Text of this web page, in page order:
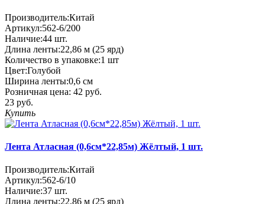
Производитель:Китай
Артикул:562-6/200
Наличие:44 шт.
Длина ленты:22,86 м (25 ярд)
Количество в упаковке:1 шт
Цвет:Голубой
Ширина ленты:0,6 см
Розничная цена: 42 руб.
23 руб.
Купить
Лента Атласная (0,6см*22,85м) Жёлтый, 1 шт.
Производитель:Китай
Артикул:562-6/10
Наличие:37 шт.
Длина ленты:22,86 м (25 ярд)